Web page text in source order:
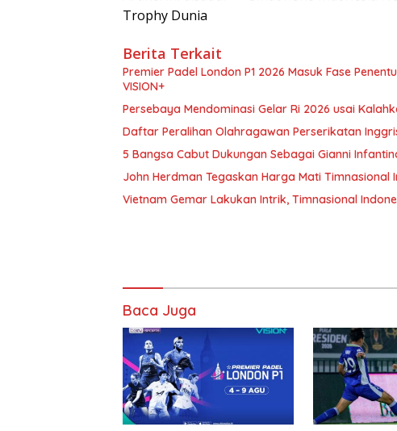
Trophy Dunia
Berita Terkait
Premier Padel London P1 2026 Masuk Fase
VISION+
Persebaya Mendominasi Gelar Ri 2026 usai
Daftar Peralihan Olahragawan Perserikatan
5 Bangsa Cabut Dukungan Sebagai Gianni
John Herdman Tegaskan Harga Mati Timnasional
Vietnam Gemar Lakukan Intrik, Timnasional
Baca Juga